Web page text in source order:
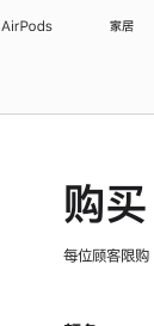
AirPods 家居
购
每位顾客限购